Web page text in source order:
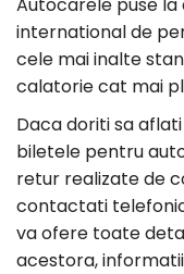
international de
cele mai inalte
calatorie cat mai
Daca doriti sa
biletele pentru
retur realizate de
contactati
va ofere toate
acestora,